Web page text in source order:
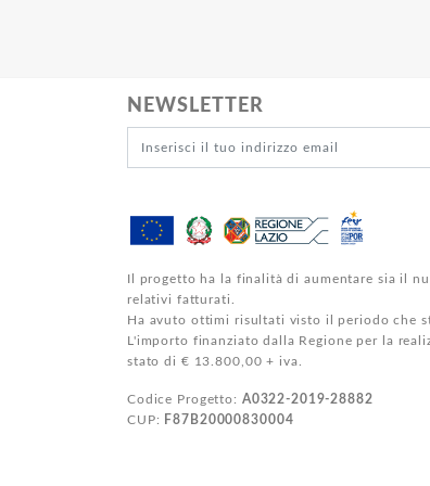
NEWSLETTER
Il progetto ha la finalità di aumentare sia il
relativi fatturati.
Ha avuto ottimi risultati visto il periodo che
L'importo finanziato dalla Regione per la
stato di € 13.800,00 + iva.
Codice Progetto: A0322-2019-28882
CUP: F87B20000830004